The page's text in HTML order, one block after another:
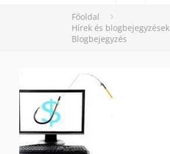
Főoldal
Hírek és blogbejegyzések
Blogbejegyzés